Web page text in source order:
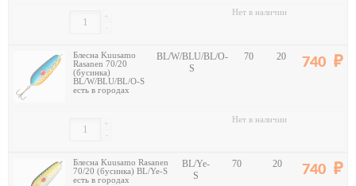
-
+ Нет в наличии
Блесна Kuusamo
Rasanen 70/20
(бусинка)
BL/W/BLU/BL/O-S
есть в городах
BL/W/BLU/BL/O-
S
70 20 740
-
+ Нет в наличии
Блесна Kuusamo Rasanen
70/20 (бусинка) BL/Ye-S
есть в городах
BL/Ye-
S
70 20 740